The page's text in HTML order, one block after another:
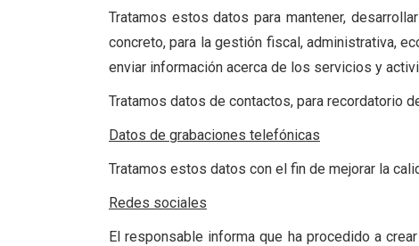
Tratamos estos datos para mantener,
concreto, para la gestión fiscal, administrativa,
enviar información acerca de los servicios y
Tratamos datos de contactos, para recordatorio
Datos de grabaciones telefónicas
Tratamos estos datos con el fin de mejorar la
Redes sociales
El responsable informa que ha procedido a